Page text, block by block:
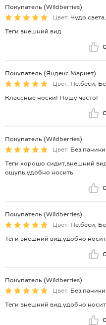
Покупатель (Wildberries)
Цвет:
Теги внешний вид
Покупатель (Яндекс Маркет)
Цвет: Не.беси,
Классные носки! Ношу часто!
Покупатель (Wildberries)
Цвет:
Теги хорошо сидит,внешний
ощупь,удобно носить
Покупатель (Wildberries)
Цвет: Не.беси,
Теги внешний вид,удобно
Покупатель (Wildberries)
Цвет:
Теги внешний вид,удобно